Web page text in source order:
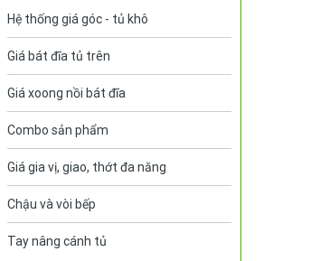
Hệ thống giá góc - tủ khô
Giá bát đĩa tủ trên
Giá xoong nồi bát đĩa
Combo sản phẩm
Giá gia vị, giao, thớt đa năng
Chậu và vòi bếp
Tay nâng cánh tủ